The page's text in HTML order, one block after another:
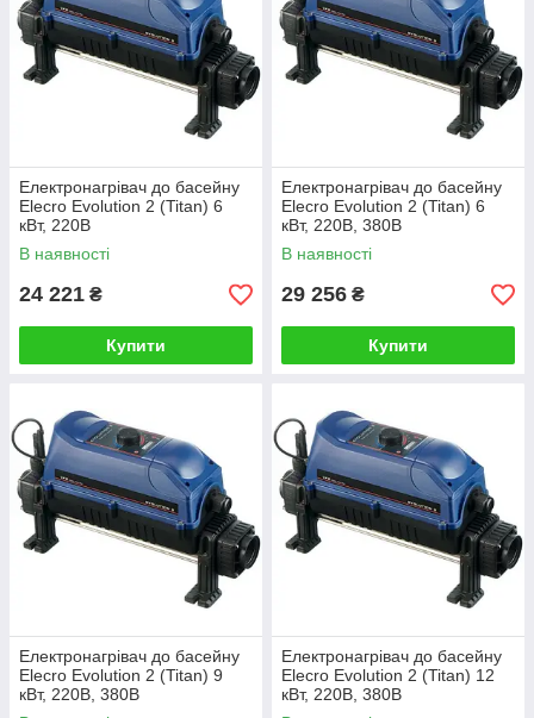
Електронагрівач до басейну
Elecro Evolution 2 (Titan) 6
кВт, 220В
В наявності
24 221 ₴
Купити
Електронагрівач до басейну
Elecro Evolution 2 (Titan) 6
кВт, 220В, 380В
В наявності
29 256 ₴
Купити
Електронагрівач до басейну
Elecro Evolution 2 (Titan) 9
кВт, 220В, 380В
Електронагрівач до басейну
Elecro Evolution 2 (Titan) 12
кВт, 220В, 380В